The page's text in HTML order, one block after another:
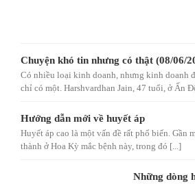
Chuyện khó tin nhưng có thật (08/06/
Có nhiều loại kinh doanh, nhưng kinh doanh
chỉ có một. Harshvardhan Jain, 47 tuổi, ở Ấn
Hướng dẫn mới về huyết áp
Huyết áp cao là một vấn đề rất phổ biến. Gần
thành ở Hoa Kỳ mắc bệnh này, trong đó [...]
Những dòng